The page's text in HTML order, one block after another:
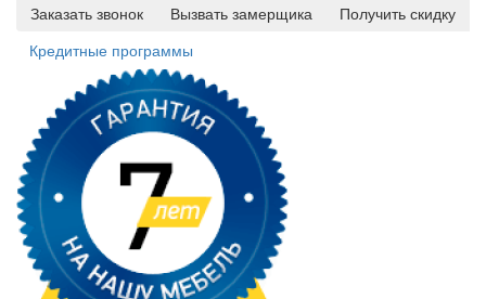
Заказать звонок
Вызвать замерщика
Получить скидку
Кредитные программы